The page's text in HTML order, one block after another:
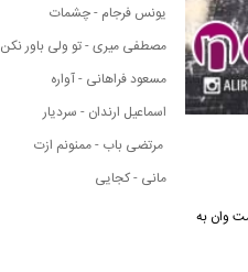
وان به
یونس فرجام - چشمات
مصطفی میری - تو ولی باور نکن
مسعود فراهانی - آواره
اسماعیل ارندان - سردیار
مرتضی باب - ممنونم ازت
مانی - کجایی